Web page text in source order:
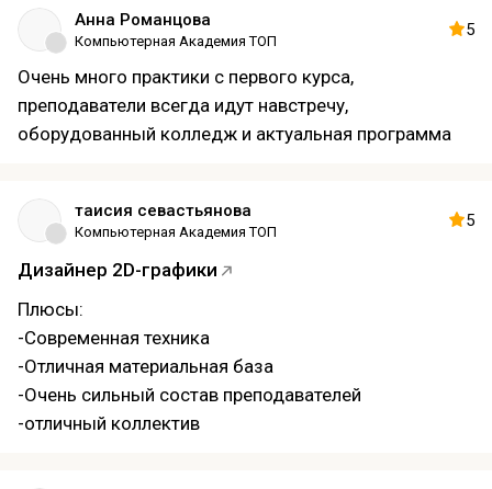
-Расположение рядом с метро.
Я очень довольна выбором и рекомендую это место
всем, кто ценит качественное и комфортное
обучение!
Анна Романцова
Компьютерная Академия ТОП
5
Очень много практики с первого курса,
преподаватели всегда идут навстречу,
оборудованный колледж и актуальная программа
таисия севастьянова
Компьютерная Академия ТОП
5
Дизайнер 2D-графики
Плюсы:
-Современная техника
-Отличная материальная база
-Очень сильный состав преподавателей
-отличный коллектив